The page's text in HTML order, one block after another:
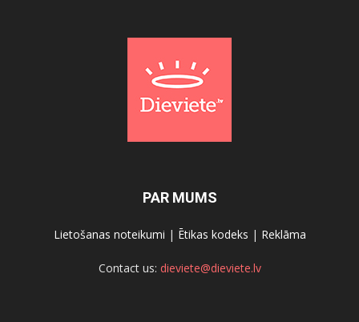
PAR MUMS
Lietošanas noteikumi | Ētikas kodeks | Reklāma
Contact us: dieviete@dieviete.lv